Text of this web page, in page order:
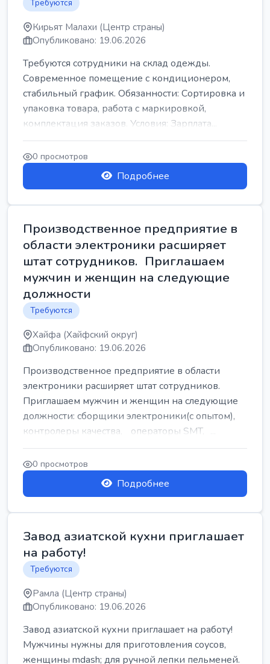
Требуются
Кирьят Малахи (Центр страны)
Опубликовано: 19.06.2026
Требуются сотрудники на склад одежды.
Современное помещение с кондиционером,
стабильный график. Обязанности: Сортировка и
упаковка товара, работа с маркировкой,
комплектация заказов. Условия: Зарплата...
0 просмотров
Подробнее
Производственное предприятие в
области электроники расширяет
штат сотрудников. Приглашаем
мужчин и женщин на следующие
должности
Требуются
Хайфа (Хайфский округ)
Опубликовано: 19.06.2026
Производственное предприятие в области
электроники расширяет штат сотрудников.
Приглашаем мужчин и женщин на следующие
должности: сборщики электроники(с опытом),
контролеры качества, операторы SMT, ...
0 просмотров
Подробнее
Завод азиатской кухни приглашает
на работу!
Требуются
Рамла (Центр страны)
Опубликовано: 19.06.2026
Завод азиатской кухни приглашает на работу!
Мужчины нужны для приготовления соусов,
женщины mdash; для ручной лепки пельменей.